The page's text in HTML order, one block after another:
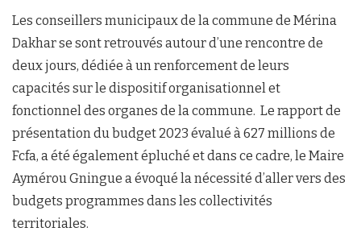
Les conseillers municipaux de la commune de Mérina
Dakhar se sont retrouvés autour d’une rencontre de
deux jours, dédiée à un renforcement de leurs
capacités sur le dispositif organisationnel et
fonctionnel des organes de la commune. Le rapport de
présentation du budget 2023 évalué à 627 millions de
Fcfa, a été également épluché et dans ce cadre, le Maire
Aymérou Gningue a évoqué la nécessité d’aller vers des
budgets programmes dans les collectivités
territoriales.